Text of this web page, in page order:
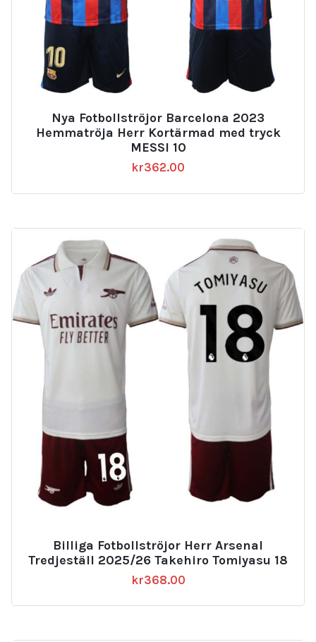
Nya Fotbollströjor Barcelona 2023
Hemmatröja Herr Kortärmad med tryck
MESSI 10
kr362.00
Billiga Fotbollströjor Herr Arsenal
Tredjeställ 2025/26 Takehiro Tomiyasu 18
kr368.00